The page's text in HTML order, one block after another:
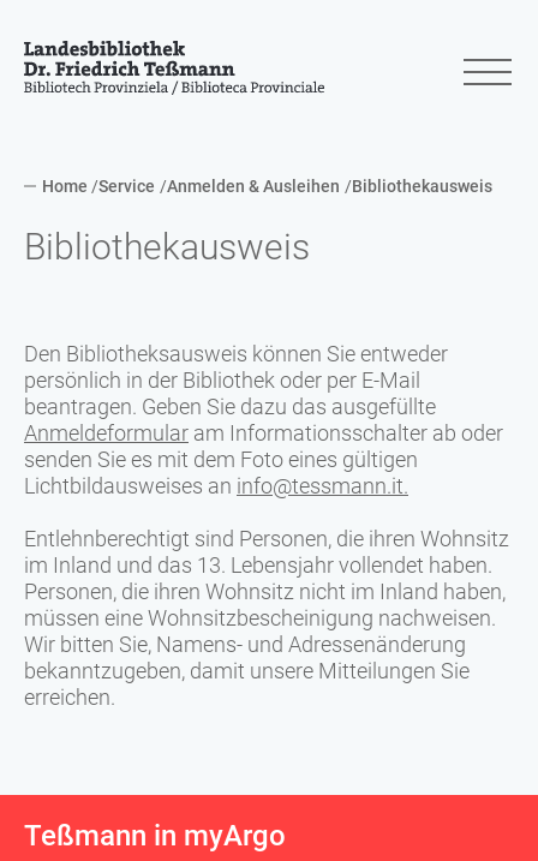
Home Service Anmelden & Ausleihen Bibliothekausweis
Bibliothekausweis
Den Bibliotheksausweis können Sie entweder
persönlich in der Bibliothek oder per E-Mail
beantragen. Geben Sie dazu das ausgefüllte
Anmeldeformular am Informationsschalter ab oder
senden Sie es mit dem Foto eines gültigen
Lichtbildausweises an info@tessmann.it.
Entlehnberechtigt sind Personen, die ihren Wohnsitz
im Inland und das 13. Lebensjahr vollendet haben.
Personen, die ihren Wohnsitz nicht im Inland haben,
müssen eine Wohnsitzbescheinigung nachweisen.
Wir bitten Sie, Namens- und Adressenänderung
bekanntzugeben, damit unsere Mitteilungen Sie
erreichen.
Teßmann in myArgo